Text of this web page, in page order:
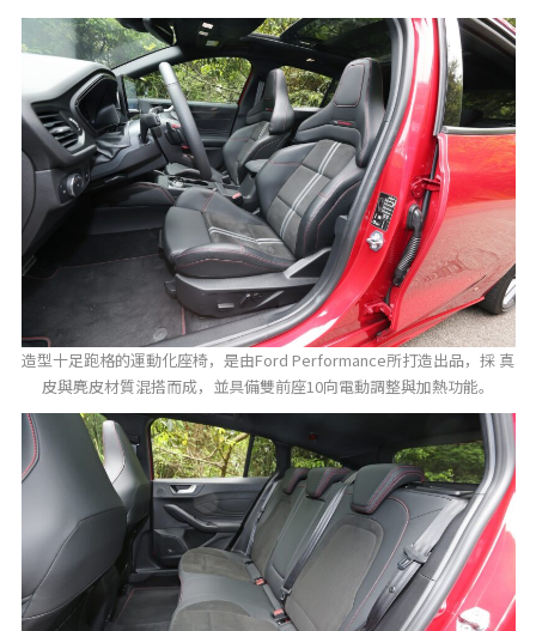
造型十足跑格的運動化座椅，是由Ford Performance所打造出品，採 真
皮與麂皮材質混搭而成，並具備雙前座10向電動調整與加熱功能。